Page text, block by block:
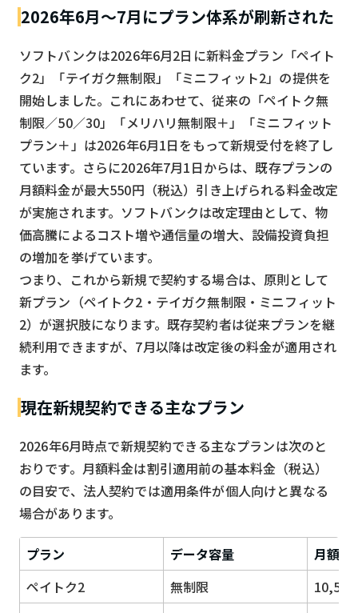
2026年6月〜7月にプラン体系が刷新された
ソフトバンクは2026年6月2日に新料金プラン「ペイト
ク2」「テイガク無制限」「ミニフィット2」の提供を
開始しました。これにあわせて、従来の「ペイトク無
制限／50／30」「メリハリ無制限＋」「ミニフィット
プラン＋」は2026年6月1日をもって新規受付を終了し
ています。さらに2026年7月1日からは、既存プランの
月額料金が最大550円（税込）引き上げられる料金改定
が実施されます。ソフトバンクは改定理由として、物
価高騰によるコスト増や通信量の増大、設備投資負担
の増加を挙げています。
つまり、これから新規で契約する場合は、原則として
新プラン（ペイトク2・テイガク無制限・ミニフィット
2）が選択肢になります。既存契約者は従来プランを継
続利用できますが、7月以降は改定後の料金が適用され
ます。
現在新規契約できる主なプラン
2026年6月時点で新規契約できる主なプランは次のと
おりです。月額料金は割引適用前の基本料金（税込）
の目安で、法人契約では適用条件が個人向けと異なる
場合があります。
プラン データ容量
月額(
ペイトク2
無制限
10,538